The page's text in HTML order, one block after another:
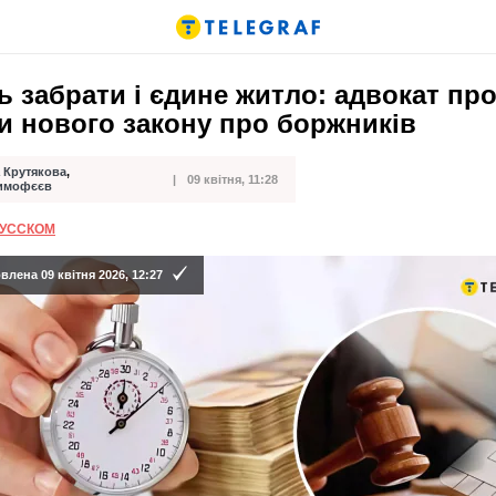
забрати і єдине житло: адвокат про
нового закону про боржників
Крутякова,
09 квітня, 11:28
09 квітня 2026, 12:27